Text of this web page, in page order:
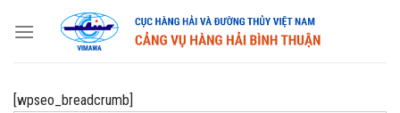
[wpseo_breadcrumb]